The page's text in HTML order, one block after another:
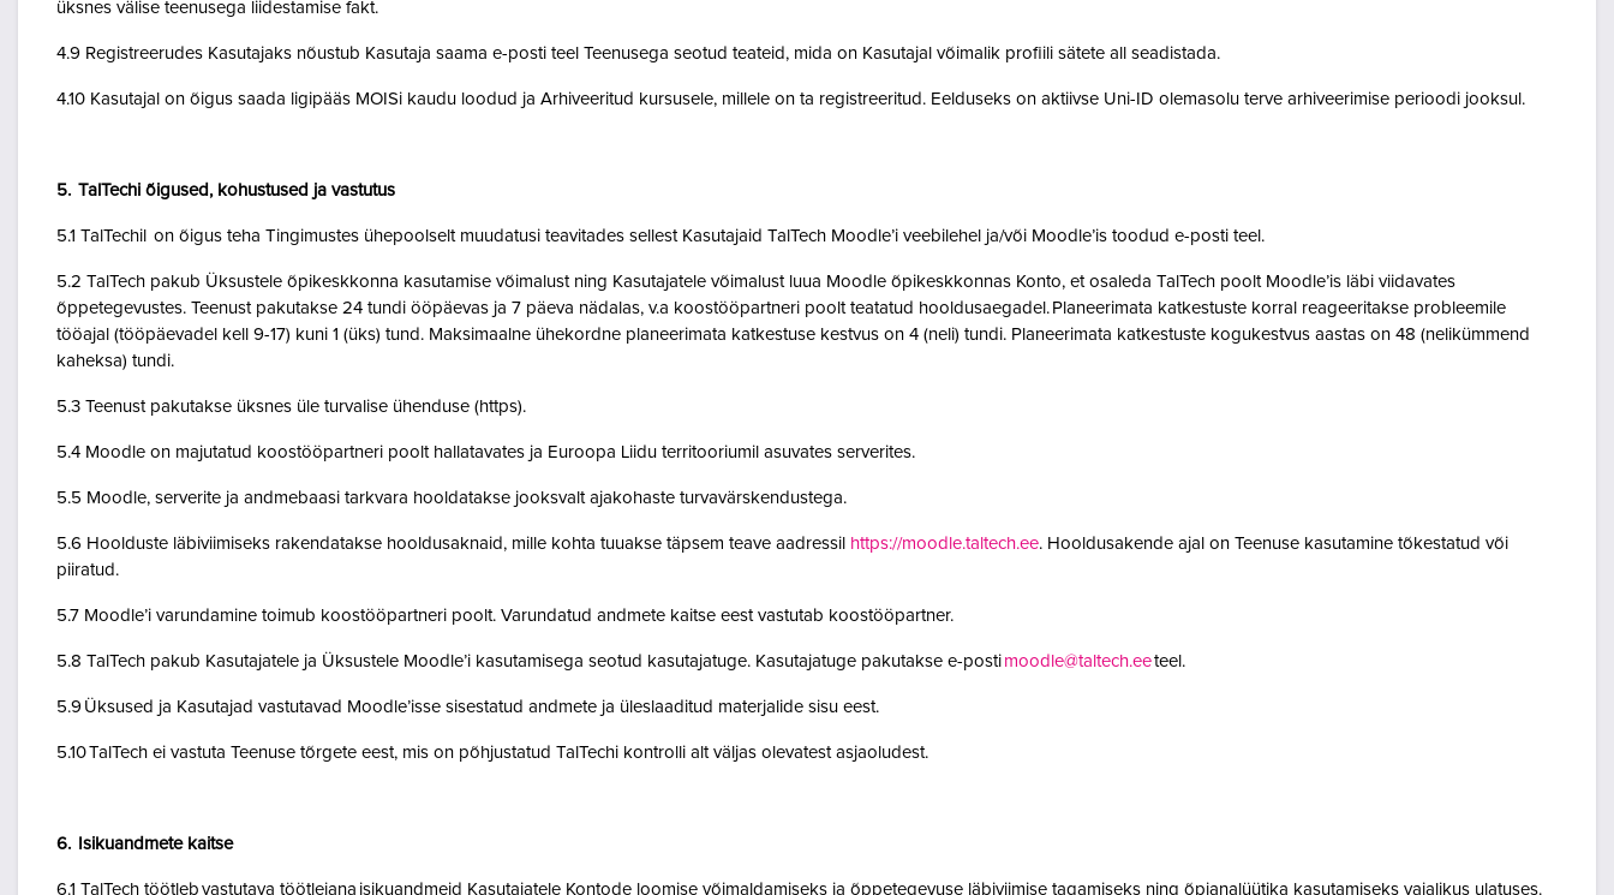
üksnes välise teenusega liidestamise fakt.
4.9 Registreerudes Kasutajaks nõustub Kasutaja saama e-posti teel Teenusega seotud teateid, mida on Kasutajal võimalik profiili sätete all seadistada.
4.10 Kasutajal on õigus saada ligipääs MOISi kaudu loodud ja Arhiveeritud kursusele, millele on ta registreeritud. Eelduseks on aktiivse Uni-ID olemasolu terve arhiveerimise perioodi jooksul.
5. TalTechi õigused, kohustused ja vastutus
5.1 TalTechil on õigus teha Tingimustes ühepoolselt muudatusi teavitades sellest Kasutajaid TalTech Moodle’i veebilehel ja/või Moodle’is toodud e-posti teel.
5.2 TalTech pakub Üksustele õpikeskkonna kasutamise võimalust ning Kasutajatele võimalust luua Moodle õpikeskkonnas Konto, et osaleda TalTech poolt Moodle’is läbi viidavates
õppetegevustes. Teenust pakutakse 24 tundi ööpäevas ja 7 päeva nädalas, v.a koostööpartneri poolt teatatud hooldusaegadel. Planeerimata katkestuste korral reageeritakse probleemile
tööajal (tööpäevadel kell 9-17) kuni 1 (üks) tund. Maksimaalne ühekordne planeerimata katkestuse kestvus on 4 (neli) tundi. Planeerimata katkestuste kogukestvus aastas on 48 (nelikümmend
kaheksa) tundi.
5.3 Teenust pakutakse üksnes üle turvalise ühenduse (https).
5.4 Moodle on majutatud koostööpartneri poolt hallatavates ja Euroopa Liidu territooriumil asuvates serverites.
5.5 Moodle, serverite ja andmebaasi tarkvara hooldatakse jooksvalt ajakohaste turvavärskendustega.
5.6 Hoolduste läbiviimiseks rakendatakse hooldusaknaid, mille kohta tuuakse täpsem teave aadressil https://moodle.taltech.ee. Hooldusakende ajal on Teenuse kasutamine tõkestatud või
piiratud.
5.7 Moodle’i varundamine toimub koostööpartneri poolt. Varundatud andmete kaitse eest vastutab koostööpartner.
5.8 TalTech pakub Kasutajatele ja Üksustele Moodle’i kasutamisega seotud kasutajatuge. Kasutajatuge pakutakse e-posti moodle@taltech.eeteel.
5.9 Üksused ja Kasutajad vastutavad Moodle’isse sisestatud andmete ja üleslaaditud materjalide sisu eest.
5.10 TalTech ei vastuta Teenuse tõrgete eest, mis on põhjustatud TalTechi kontrolli alt väljas olevatest asjaoludest.
6. Isikuandmete kaitse
6.1 TalTech töötleb vastutava töötlejana isikuandmeid Kasutajatele Kontode loomise võimaldamiseks ja õppetegevuse läbiviimise tagamiseks ning õpianalüütika kasutamiseks vajalikus ulatuses.